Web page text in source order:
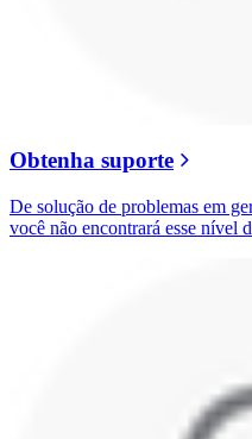
Obtenha suporte
De solução de problemas em
você não encontrará esse nível